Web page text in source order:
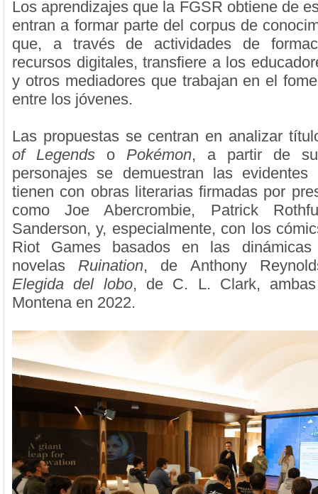
Los aprendizajes que la FGSR obtiene de
entran a formar parte del corpus de
que, a través de actividades de
recursos digitales, transfiere a los
y otros mediadores que trabajan en el
entre los jóvenes.
Las propuestas se centran en analizar
of Legends o Pokémon, a partir de
personajes se demuestran las evidentes
tienen con obras literarias firmadas por
como Joe Abercrombie, Patrick
Sanderson, y, especialmente, con los
Riot Games basados en las
novelasRuination, de Anthony
Elegida del lobo, de C. L. Clark, ambas
Montena en 2022.